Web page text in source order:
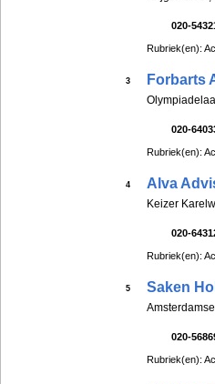
020-
Rubriek(en):
3 Forbarts
020-
Rubriek(en):
4 Alva
Keizer
020-
Rubriek(en):
5 Saken
020-
Rubriek(en):